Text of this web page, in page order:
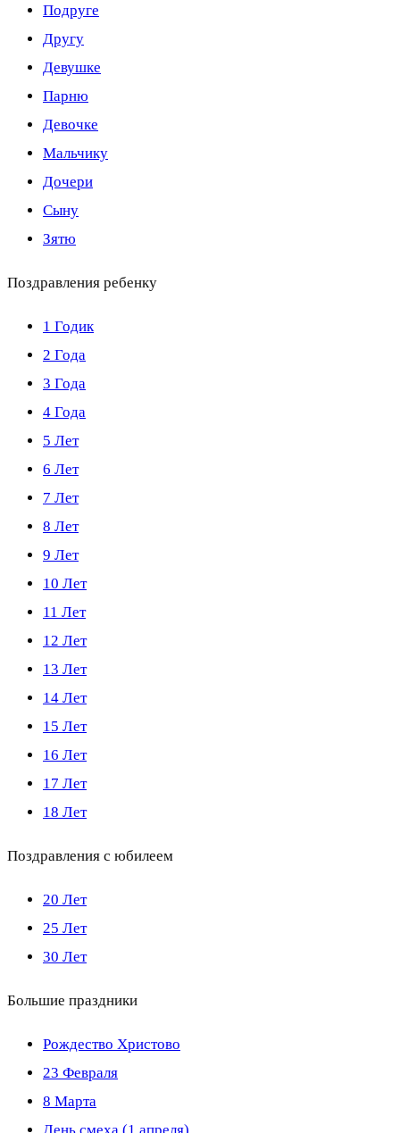
Подруге
Другу
Девушке
Парню
Девочке
Мальчику
Дочери
Сыну
Зятю
Поздравления ребенку
1 Годик
2 Года
3 Года
4 Года
5 Лет
6 Лет
7 Лет
8 Лет
9 Лет
10 Лет
11 Лет
12 Лет
13 Лет
14 Лет
15 Лет
16 Лет
17 Лет
18 Лет
Поздравления с юбилеем
20 Лет
25 Лет
30 Лет
Большие праздники
Рождество Христово
23 Февраля
8 Марта
День смеха (1 апреля)